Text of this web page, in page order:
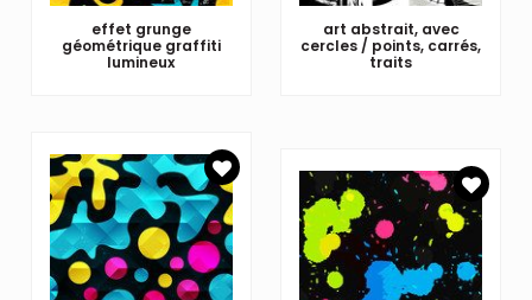
effet grunge
géométrique graffiti
lumineux
art abstrait, avec
cercles / points, carrés,
traits